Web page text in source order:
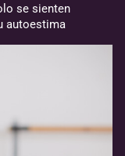
se sienten
autoestima